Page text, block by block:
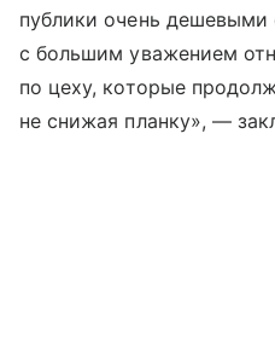
публики очень
с большим уважением
по цеху, которые
не снижая планку», —